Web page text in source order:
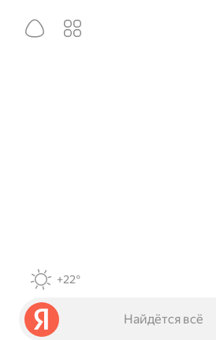
+22°
Найдётся всё